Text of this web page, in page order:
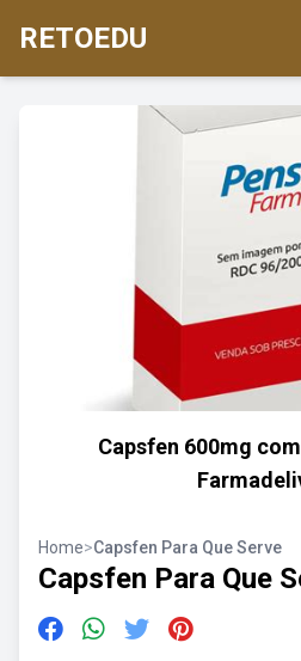
RETOEDU
Capsfen 600mg
Home>Capsfen Para Que Serve
Capsfen Para Que